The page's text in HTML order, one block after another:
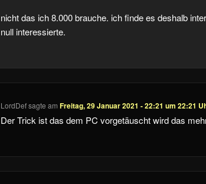
nicht das ich 8.000 brauche. ich finde es deshalb
null interessierte.
LordDefsagte am Freitag, 29 Januar 2021 - 22:21 um 22:21
Der Trick ist das dem PC vorgetäuscht wird das